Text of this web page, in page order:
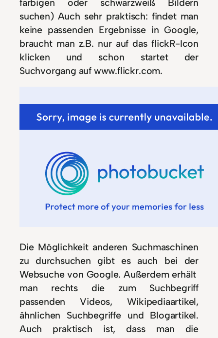
suchen) Auch sehr praktisch: findet man
keine passenden Ergebnisse in Google,
braucht man z.B. nur auf das flickR-Icon
klicken und schon startet der
Suchvorgang auf www.flickr.com.
Die Möglichkeit anderen Suchmaschinen
zu durchsuchen gibt es auch bei der
Websuche von Google. Außerdem erhält
man rechts die zum Suchbegriff
passenden Videos, Wikipediaartikel,
ähnlichen Suchbegriffe und Blogartikel.
Auch praktisch ist, dass man die